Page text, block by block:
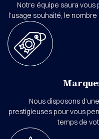
Notre équipe saura
l’usage souhaité, le
Nous disposons
prestigieuses pour vous
temps de